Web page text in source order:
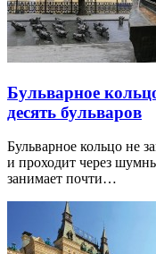
Бульварное
десять бульваров
Бульварное кольцо не
и проходит через
занимает почти…